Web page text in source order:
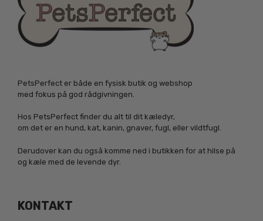
PetsPerfect er både en fysisk butik og webshop
med fokus på god rådgivningen.
Hos PetsPerfect finder du alt til dit kæledyr,
om det er en hund, kat, kanin, gnaver, fugl, eller vildtfugl.
Derudover kan du også komme ned i butikken for at hilse på
og kæle med de levende dyr.
KONTAKT